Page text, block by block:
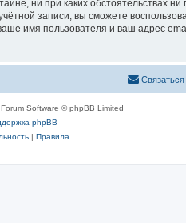
ни при каких обстоятельствах
записи, вы сможете
имя пользователя и ваш адрес
Software © phpBB Limited
phpBB
| Правила